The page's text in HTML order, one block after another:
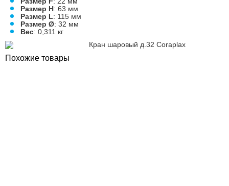
Размер H: 63 мм
Размер L: 115 мм
Размер Ø: 32 мм
Вес: 0,311 кг
Похожие товары